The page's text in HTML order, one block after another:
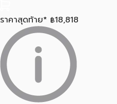
ราคาสุดท้าย* ฿18,818